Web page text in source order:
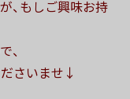
、もしご興味お持
、
さいませ↓